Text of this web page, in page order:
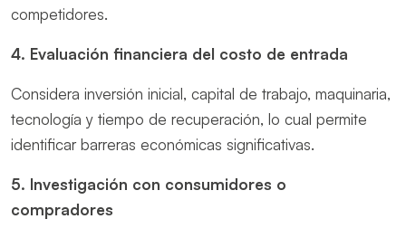
competidores.
4. Evaluación financiera del costo de entrada
Considera inversión inicial, capital de trabajo, maquinaria,
tecnología y tiempo de recuperación, lo cual permite
identificar barreras económicas significativas.
5. Investigación con consumidores o
compradores